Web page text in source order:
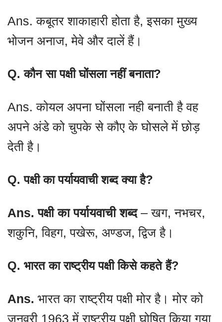
Ans. कबूतर शाकाहारी होता है, इसका मुख्य
भोजन अनाज, मेवे और दालें हैं।
Q. कौन सा पक्षी घोंसला नहीं बनाता?
Ans. कोयल अपना घोंसला नही बनाती है वह
अपने अंडे को चुपके से कौए के घोसले में छोड़
देती है।
Q. पक्षी का पर्यायवाची शब्द क्या है?
Ans. पक्षी का पर्यायवाची शब्द– खग, नभचर,
शकुनि, विहग, पखेरू, अण्डज, द्विज है।
Q. भारत का राष्ट्रीय पक्षी किसे कहते हैं?
Ans. भारत का राष्ट्रीय पक्षी मोर है। मोर को
जनवरी 1963 में राष्ट्रीय पक्षी घोषित किया गया